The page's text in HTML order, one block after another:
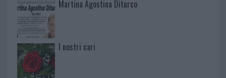
Martina Agostina Diturco
I nostri cari